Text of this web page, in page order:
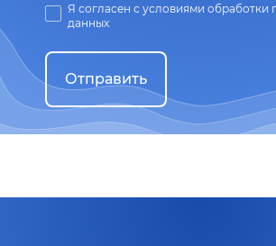
Я согласен с условиями обработки
данных
Отправить